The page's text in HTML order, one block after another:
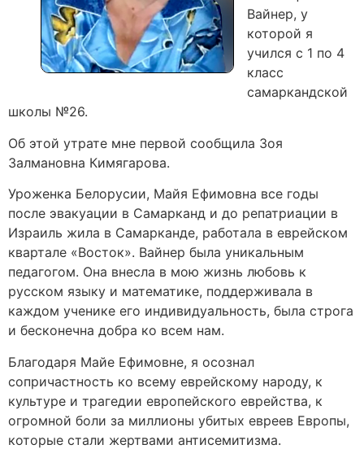
Вайнер, у
которой я
учился с 1 по 4
класс
самаркандской
школы №26.
Об этой утрате мне первой сообщила Зоя
Залмановна Кимягарова.
Уроженка Белорусии, Майя Ефимовна все годы
после эвакуации в Самарканд и до репатриации в
Израиль жила в Самарканде, работала в еврейском
квартале «Восток». Вайнер была уникальным
педагогом. Она внесла в мою жизнь любовь к
русском языку и математике, поддерживала в
каждом ученике его индивидуальность, была строга
и бесконечна добра ко всем нам.
Благодаря Майе Ефимовне, я осознал
сопричастность ко всему еврейскому народу, к
культуре и трагедии европейского еврейства, к
огромной боли за миллионы убитых евреев Европы,
которые стали жертвами антисемитизма.